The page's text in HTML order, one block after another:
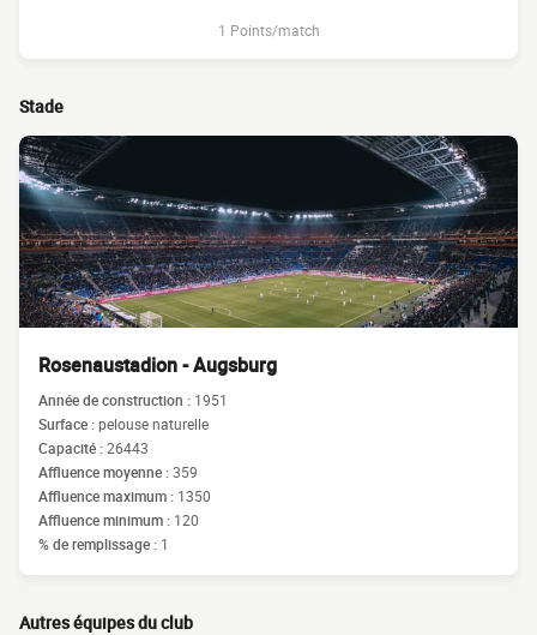
1 Points/match
Stade
Rosenaustadion - Augsburg
Année de construction : 1951
Surface :pelouse naturelle
Capacité :26443
Affluence moyenne :359
Affluence maximum : 1350
Affluence minimum : 120
% de remplissage : 1
Autres équipes du club